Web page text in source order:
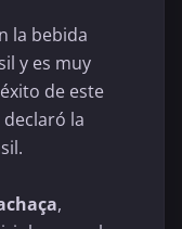
la bebida
y es muy
de este
la
,